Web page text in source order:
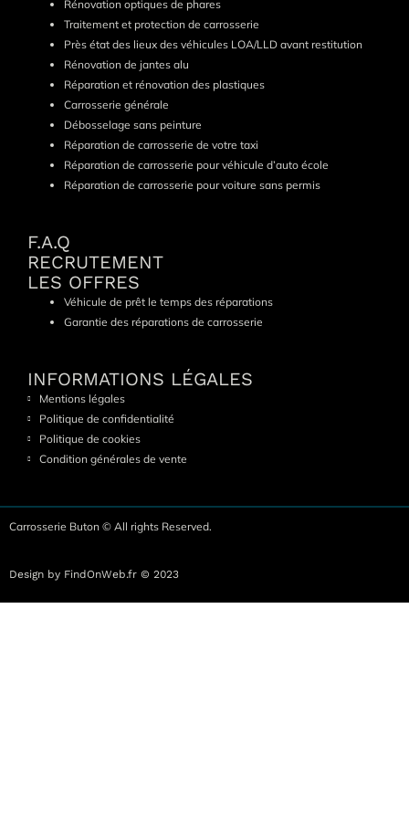
Rénovation optiques de phares
Traitement et protection de carrosserie
Près état des lieux des véhicules LOA/LLD avant restitution
Rénovation de jantes alu
Réparation et rénovation des plastiques
Carrosserie générale
Débosselage sans peinture
Réparation de carrosserie de votre taxi
Réparation de carrosserie pour véhicule d’auto école
Réparation de carrosserie pour voiture sans permis
F.A.Q
RECRUTEMENT
LES OFFRES
Véhicule de prêt le temps des réparations
Garantie des réparations de carrosserie
INFORMATIONS LÉGALES
Mentions légales
Politique de confidentialité
Politique de cookies
Condition générales de vente
Carrosserie Buton © All rights Reserved.
Design by FindOnWeb.fr © 2023